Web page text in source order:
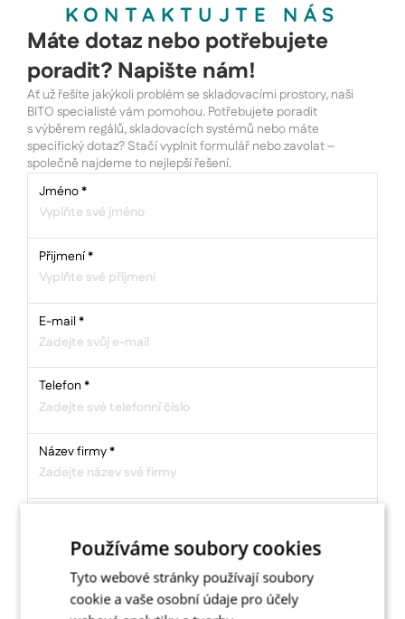
KONTAKTUJTE NÁS
Máte dotaz nebo potřebujete
poradit? Napište nám!
Ať už řešíte jakýkoli problém se skladovacími prostory, naši
BITO specialisté vám pomohou. Potřebujete poradit
s výběrem regálů, skladovacích systémů nebo máte
specifický dotaz? Stačí vyplnit formulář nebo zavolat –
společně najdeme to nejlepší řešení.
Jméno*
Přijmení*
E-mail*
Telefon *
Název firmy*
Zpráva *Používáme soubory cookies
Tyto webové stránky používají soubory
cookie a vaše osobní údaje pro účely